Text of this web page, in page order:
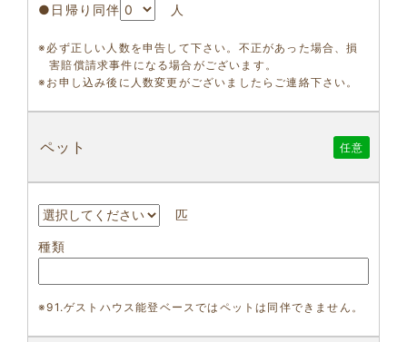
●日帰り同伴 人
※必ず正しい人数を申告して下さい。不正があった場合、損
害賠償請求事件になる場合がございます。
※お申し込み後に人数変更がございましたらご連絡下さい。
ペット 任意
匹
種類
※91.ゲストハウス能登ベースではペットは同伴できません。